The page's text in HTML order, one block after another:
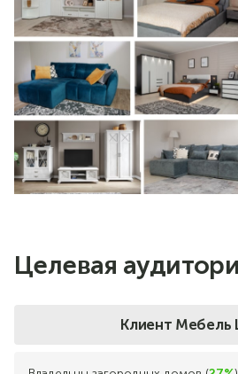
Целевая
Клиент